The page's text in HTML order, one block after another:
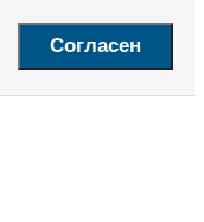
Согласен